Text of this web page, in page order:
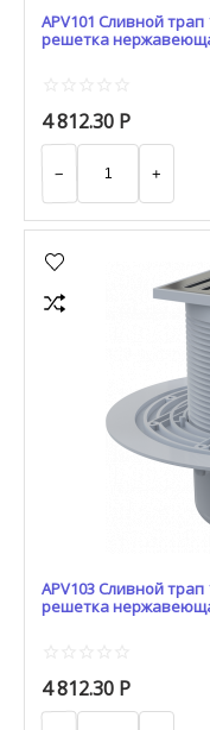
APV101 Сливной
решетка
4 812.30 Р
+
−
APV103 Сливной
решетка
4 812.30 Р